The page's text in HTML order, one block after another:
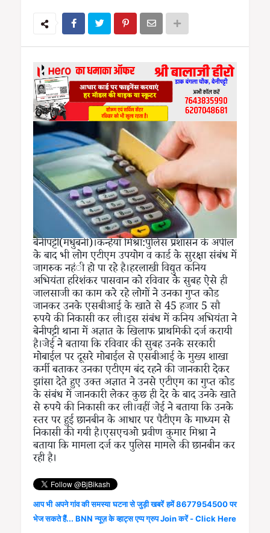
बेनीपट्टी(मधुबनी)।कन्हैया मिश्रा:पुलिस प्रशासन के अपील
के बाद भी लोग एटीएम उपयोग व कार्ड के सुरक्षा संबंध में
जागरुक नहंी हो पा रहे है।हरलाखी विद्युत कनिय
अभियंता हरिशंकर पासवान को रविवार के सुबह ऐसे ही
जालसाजी का काम करे रहे लोगों ने उनका गुप्त कोड
जानकर उनके एसबीआई के खाते से 45 हजार 5 सौ
रुपये की निकासी कर ली।इस संबंध में कनिय अभियंता ने
बेनीपट्टी थाना में अज्ञात के खिलाफ प्राथमिकी दर्ज करायी
है।जेई ने बताया कि रविवार की सुबह उनके सरकारी
मोबाईल पर दूसरे मोबाईल से एसबीआई के मुख्य शाखा
कर्मी बताकर उनका एटीएम बंद रहने की जानकारी देकर
झांसा देते हुए उक्त अज्ञात ने उनसे एटीएम का गुप्त कोड
के संबंध में जानकारी लेकर कुछ ही देर के बाद उनके खाते
से रुपये की निकासी कर ली।वहीं जेई ने बताया कि उनके
स्तर पर हुई छानबीन के आधार पर पैटीएम के माध्यम से
निकासी की गयी है।एसएचओ प्रवीण कुमार मिश्रा ने
बताया कि मामला दर्ज कर पुलिस मामले की छानबीन कर
रही है।
आप भी अपने गांव की समस्या घटना से जुड़ी खबरें हमें 8677954500 पर
भेज सकते हैं... BNN न्यूज़ के व्हाट्स एप्प ग्रुप Join करें - Click Here